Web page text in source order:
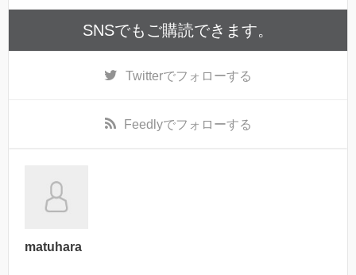
SNSでもご購読できます。
Twitterでフォローする
Feedlyでフォローする
matuhara